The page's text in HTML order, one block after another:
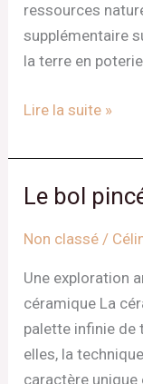
ressources
supplémentaire
la terre en
Lire la suite »
Le bol
Non classé /
Une exploration
céramique La
palette infinie de
elles, la
caractère unique
Le
pincé